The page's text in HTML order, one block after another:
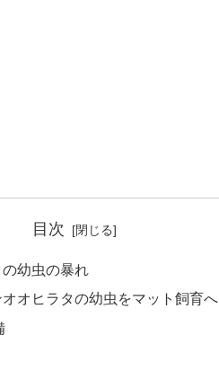
目次
幼虫の暴れ
オヒラタの幼虫をマット飼育へ